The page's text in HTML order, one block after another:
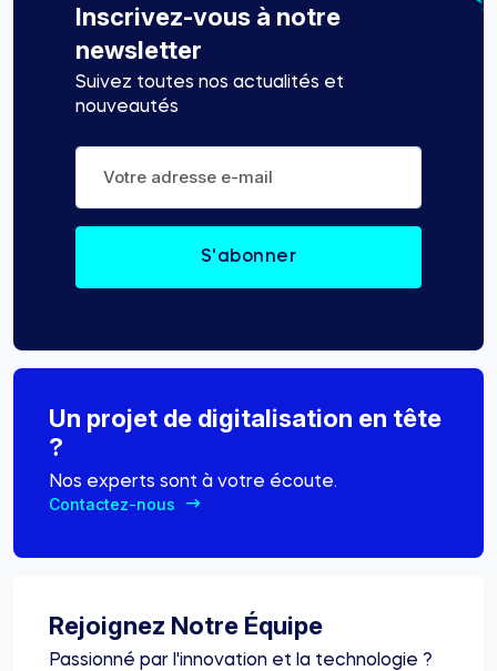
Inscrivez-vous à notre
newsletter
Suivez toutes nos actualités et
nouveautés
Un projet de digitalisation en tête
?
Nos experts sont à votre écoute.
Contactez-nous
Rejoignez Notre Équipe
Passionné par l'innovation et la technologie ?